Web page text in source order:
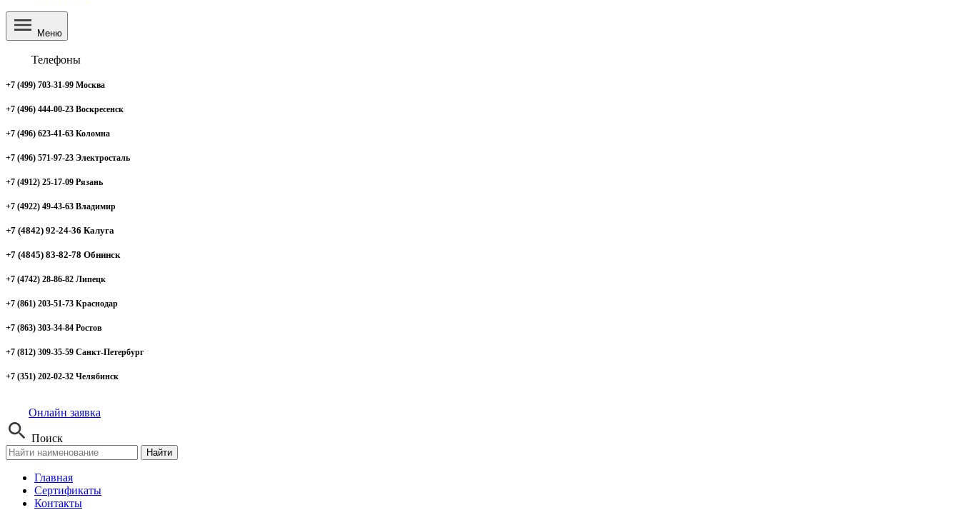
Меню
Телефоны
+7 (499) 703-31-99 Москва
+7 (496) 444-00-23 Воскресенск
+7 (496) 623-41-63 Коломна
+7 (496) 571-97-23 Электросталь
+7 (4912) 25-17-09 Рязань
+7 (4922) 49-43-63 Владимир
+7 (4842) 92-24-36 Калуга
+7 (4845) 83-82-78 Обнинск
+7 (4742) 28-86-82 Липецк
+7 (861) 203-51-73 Краснодар
+7 (863) 303-34-84 Ростов
+7 (812) 309-35-59 Санкт-Петербург
+7 (351) 202-02-32 Челябинск
Онлайн заявка
Поиск
Найти
Главная
Сертификаты
Контакты